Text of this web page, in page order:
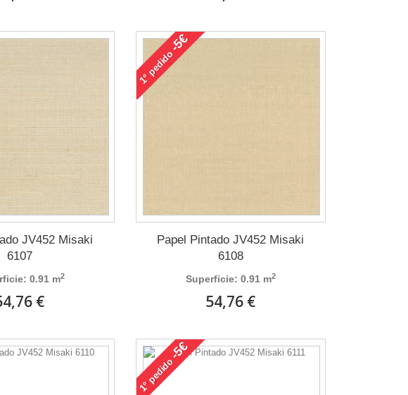
JV452 Misaki
6107
0.91 m2
€
1°
pedido
-5€
Papel Pintado JV452 Misaki
6108
Superficie: 0.91 m2
54,76 €
1°
pedido
-5€